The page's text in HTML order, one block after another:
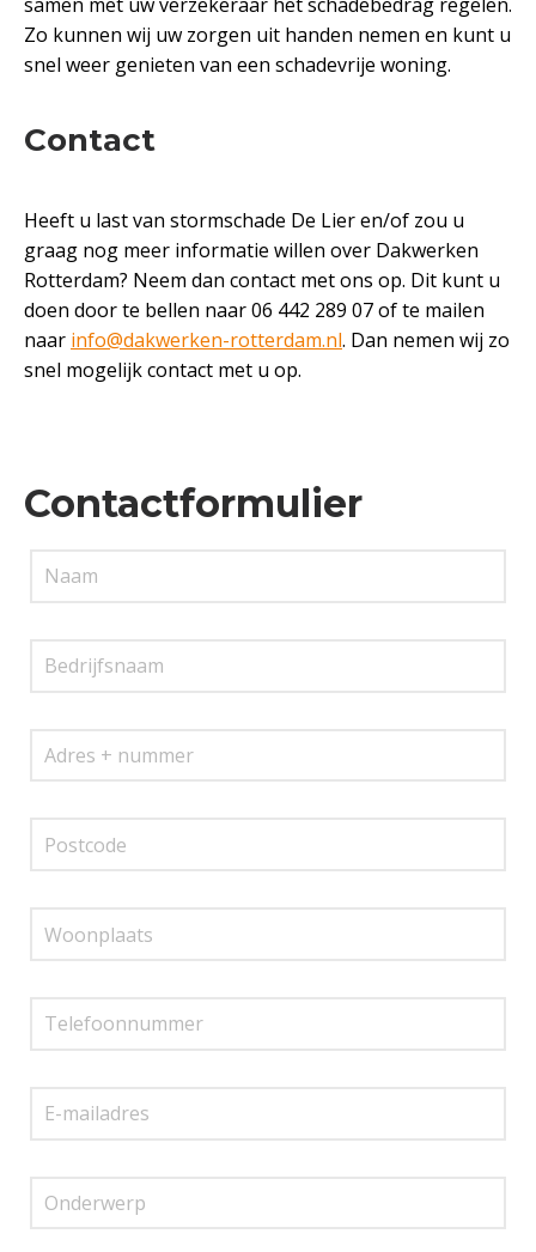
Zo kunnen wij uw zorgen uit handen nemen en kunt u
snel weer genieten van een schadevrije woning.
Contact
Heeft u last van stormschade De Lier en/of zou u
graag nog meer informatie willen over Dakwerken
Rotterdam? Neem dan contact met ons op. Dit kunt u
doen door te bellen naar 06 442 289 07 of te mailen
naar info@dakwerken-rotterdam.nl. Dan nemen wij zo
snel mogelijk contact met u op.
Contactformulier